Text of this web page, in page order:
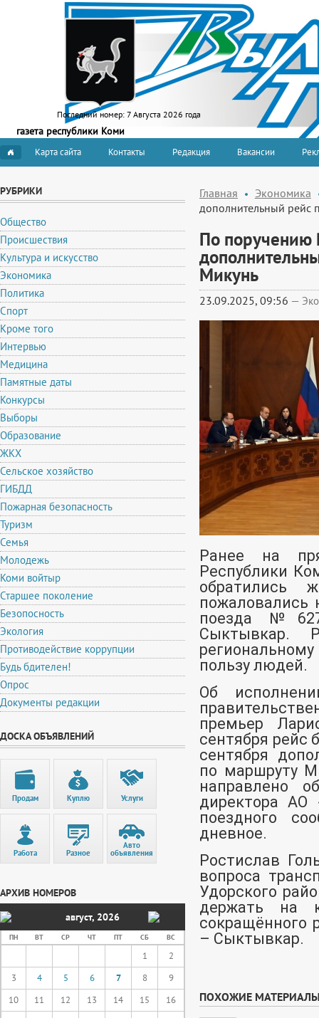
Последний номер: 7 Августа 2026 года
газета республики Коми
Карта сайта Контакты Редакция Вакансии
РУБРИКИ
Общество
Происшествия
Культура и искусство
Экономика
Политика
Спорт
Кроме того
Интервью
Медицина
Памятные даты
Конкурсы
Выборы
Образование
ЖКХ
Сельское хозяйство
ГИБДД
Пожарная безопасность
Туризм
Семья
Молодежь
Коми войтыр
Старшее поколение
Безопосность
Экология
Противодействие коррупции
Будь бдителен!
Опрос
Документы редакции
ДОСКА ОБЪЯВЛЕНИЙ
Продам Куплю Услуги
Работа Разное
Авто
объявления
АРХИВ НОМЕРОВ
август, 2026
ПН ВТ СР ЧТ ПТ СБ ВС
1
2
3
4 5 6 7 8
9
10
11 12 13 14 15
16
Главная
Экономика
дополнительный рейс
По поручению
Микунь
23.09.2025, 09:56 —
Ранее на
Республики
обратились
пожаловались
поезда
Сыктывкар.
пользу людей.
Об
премьер
сентября рейс
сентября
по маршруту
направлено
директора АО
поездного
дневное.
Ростислав
вопроса
Удорского
держать на
сокращённого
– Сыктывкар.
ПОХОЖИЕ